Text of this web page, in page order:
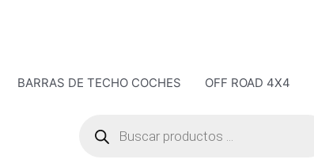
BARRAS DE TECHO COCHES OFF ROAD 4X4
productos